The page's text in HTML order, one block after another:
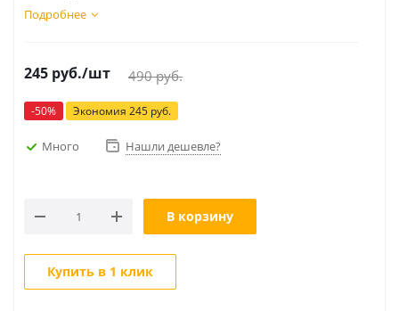
Подробнее
245 руб./шт 490руб.
-50% Экономия 245 руб.
Много Нашли дешевле?
В корзину
Купить в 1 клик